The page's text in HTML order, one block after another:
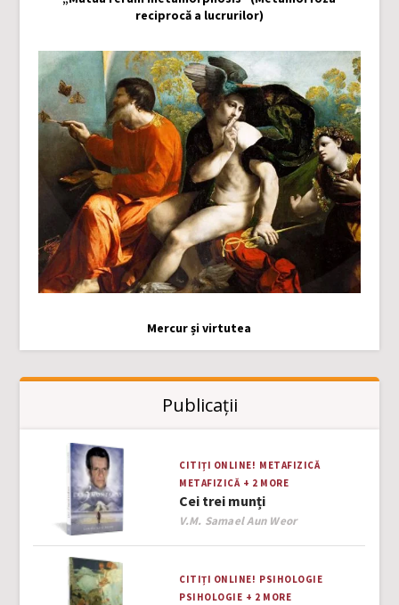
reciprocă a lucrurilor)
Mercur și virtutea
Publicații
CITIȚI ONLINE! METAFIZICĂ
METAFIZICĂ + 2 MORE
Cei trei munți
Author
V.M. Samael Aun Weor
CITIȚI ONLINE! PSIHOLOGIE
PSIHOLOGIE + 2 MORE